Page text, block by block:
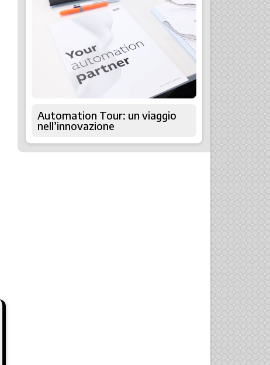
Automation Tour: un viaggio
nell’innovazione